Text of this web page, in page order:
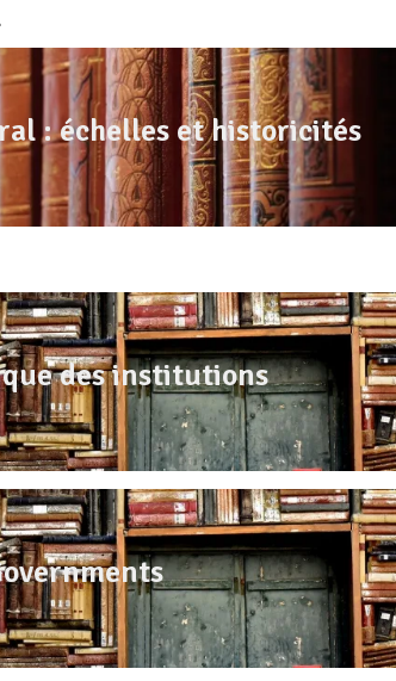
: échelles et historicités
des institutions